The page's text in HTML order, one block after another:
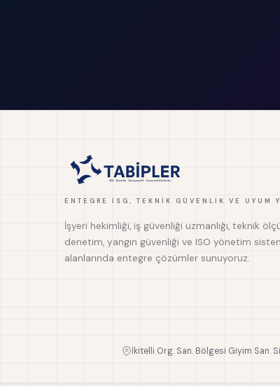
ENTEGRE İSG, TEKNIK GÜVENLIK VE UYUM
İşyeri hekimliği, iş güvenliği uzmanlığı, teknik
denetim, yangın güvenliği ve ISO yönetim
alanlarında entegre çözümler sunuyoruz.
İkitelli Org. San. Bölgesi Giyim San.